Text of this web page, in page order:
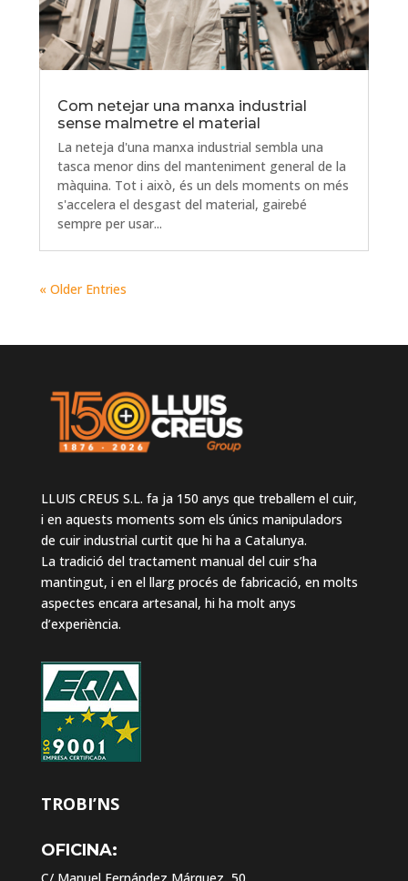
Com netejar una manxa industrial
sense malmetre el material
La neteja d'una manxa industrial sembla una
tasca menor dins del manteniment general de la
màquina. Tot i això, és un dels moments on més
s'accelera el desgast del material, gairebé
sempre per usar...
« Older Entries
LLUIS CREUS S.L. fa ja 150 anys que treballem el cuir,
i en aquests moments som els únics manipuladors
de cuir industrial curtit que hi ha a Catalunya.
La tradició del tractament manual del cuir s’ha
mantingut, i en el llarg procés de fabricació, en molts
aspectes encara artesanal, hi ha molt anys
d’experiència.
TROBI’NS
OFICINA: